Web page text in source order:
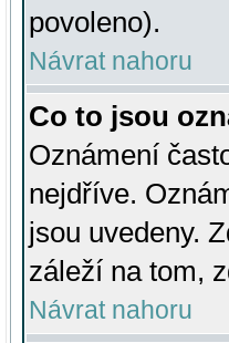
povoleno).
Návrat nahoru
Co to jsou
Oznámení
nejdříve.
jsou uvedeny.
záleží na tom,
Návrat nahoru